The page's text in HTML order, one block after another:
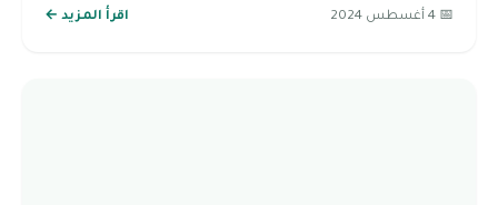
📅 4 أغسطس 2024 اقرأ المزيد ←